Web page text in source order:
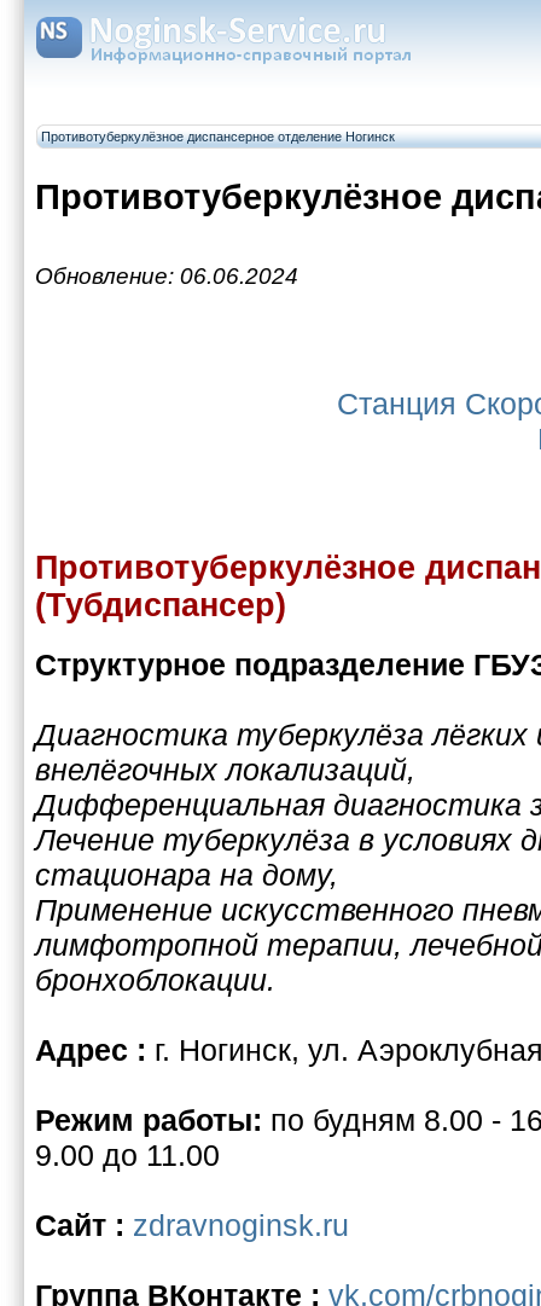
Противотуберкулёзное диспансерное отделение Ногинск
Противотуберкулёзное
Обновление: 06.06.2024
Станция
Противотуберкулёзное
(Тубдиспансер)
Структурное подразделение
Диагностика туберкулёза лёгких
внелёгочных локализаций,
Дифференциальная диагностика
Лечение туберкулёза в условиях
стационара на дому,
Применение искусственного
лимфотропной терапии,
бронхоблокации.
Адрес : г. Ногинск, ул.
Режим работы: по будням 8.00 -
9.00 до 11.00
Сайт : zdravnoginsk.ru
Группа ВКонтакте : vk.com/